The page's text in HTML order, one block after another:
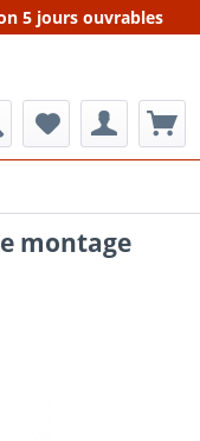
5 jours ouvrables
montage